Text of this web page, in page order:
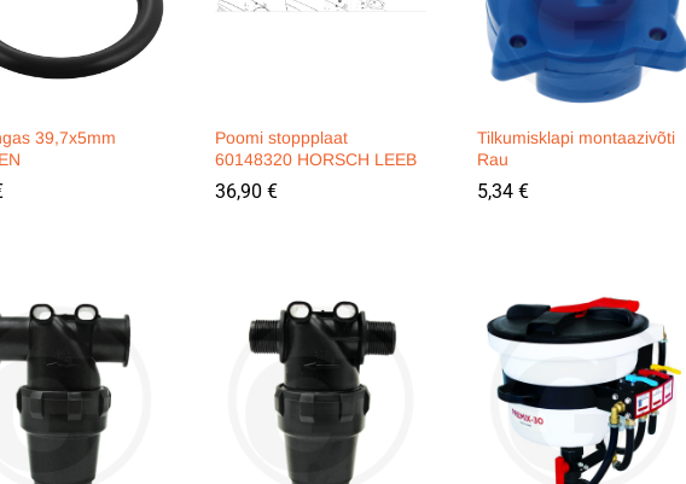
39,7x5mm
Poomi stoppplaat
60148320 HORSCH LEEB
36,90 €
36,90 €
Tilkumisklapi montaazivõti
Rau
5,34 €
5,34 €